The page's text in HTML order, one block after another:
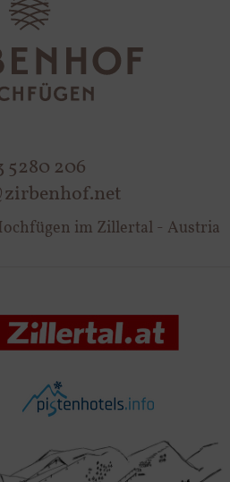
5280 206
im Zillertal - Austria